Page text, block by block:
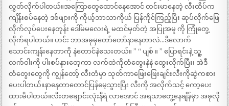
လွှတ်လိုက်ပါတယ်။အကြောတွေထောင်နေအောင် တင်းမာနေတဲ့ လီးထိပ်က
ကျိန်းစပ်နေတဲ့ ဒစ်ဖျားကို ကိုယ့်ဘာသာကိုယ် ပြန်ကိုင်ကြည့်ပြိး ဆုပ်လိုက်ဖြေ
လိုက်လုပ်ပေးနေတုန်း ဒေါ်မမလေးရဲ့ မထင်မှတ်တဲ့ အပြုအမူ ကို ကြုံတွေ့
လိုက်ရပါတယ်။ ဟင်း ဘာအခုမှတော်တော်နာနေတာလဲ…ဒီလောက်
သောင်းကျန်းနေတာကို နဲတောင်နဲသေးတယ်။ ” “ ပျစ် ။ ” ပြောရင်းနဲ့ သူ့
လက်ဝါးကို ပါးစပ်နားတေ့ကာ လက်ထဲကိုတံတွေးနဲနဲ ထွေးလိုက်ပြီး၊ အဲဒီ
တံတွေးတွေကို ကျွန်တော့် လီးတံမှာ သုတ်ကာဖြေးဖြေးချင်းလီးကိုဆွဲကစား
ပေးပါတယ်။နာနေတာတောင်ပြန်မေ့သွားပြိး လီးကို အလိုက်သင့် ကော့ပေး
ထားမိပါတယ်။လီးတချောင်းလုံးနီရဲ လာအောင် အရသာတွေ့နေချိန်မှာ အခုလို